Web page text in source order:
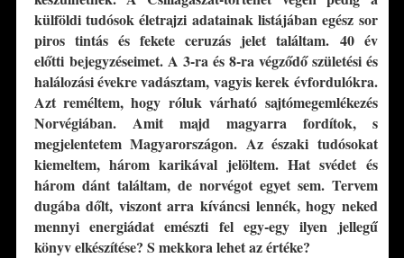
külföldi tudósok életrajzi adatainak listájában egész sor
piros tintás és fekete ceruzás jelet találtam. 40 év
előtti bejegyzéseimet. A 3-ra és 8-ra végződő születési és
halálozási évekre vadásztam, vagyis kerek évfordulókra.
Azt reméltem, hogy róluk várható sajtómegemlékezés
Norvégiában. Amit majd magyarra fordítok, s
megjelentetem Magyarországon. Az északi tudósokat
kiemeltem, három karikával jelöltem. Hat svédet és
három dánt találtam, de norvégot egyet sem. Tervem
dugába dőlt, viszont arra kíváncsi lennék, hogy neked
mennyi energiádat emészti fel egy-egy ilyen jellegű
könyv elkészítése? S mekkora lehet az értéke?